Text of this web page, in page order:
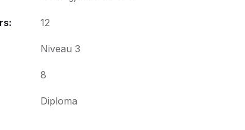
12
Niveau 3
8
Diploma